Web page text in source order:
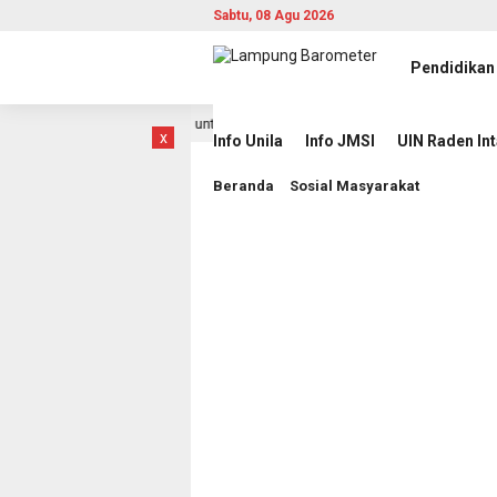
Sabtu, 08 Agu 2026
Pendidikan
Info Unila Info JMSI UIN Raden
x
Pengabdian untuk Rakyat
Beranda Sosial Masyarakat